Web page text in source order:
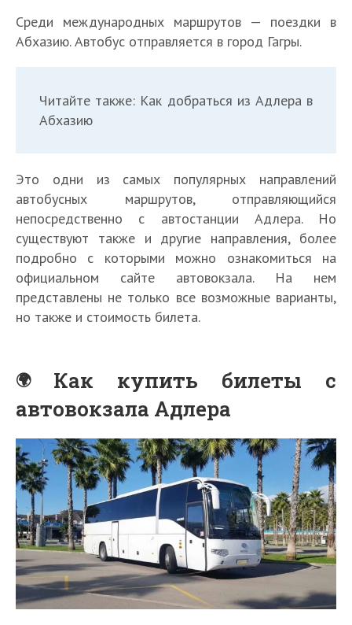
Среди международных маршрутов — поездки в
Абхазию. Автобус отправляется в город Гагры.
Читайте также: Как добраться из Адлера в
Абхазию
Это одни из самых популярных направлений
автобусных маршрутов, отправляющийся
непосредственно с автостанции Адлера. Но
существуют также и другие направления, более
подробно с которыми можно ознакомиться на
официальном сайте автовокзала. На нем
представлены не только все возможные варианты,
но также и стоимость билета.
Как купить билеты с
автовокзала Адлера